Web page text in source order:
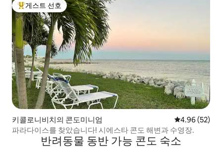
상위 게스트 선호
게스트 선호
키콜로니비치의 콘도미니엄 평점 4.96점(5
4.96 (52)
파라다이스를 찾았습니다! 시에스타 콘도 해변과 수영장.
반려동물 동반 가능 콘도 숙소